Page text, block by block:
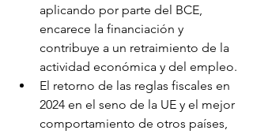
aplicando por parte del BCE,
encarece la financiación y
contribuye a un retraimiento de la
actividad económica y del empleo.
El retorno de las reglas fiscales en
2024 en el seno de la UE y el mejor
comportamiento de otros países,